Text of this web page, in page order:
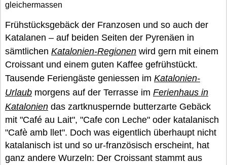
gleichermassen
Frühstücksgebäck der Franzosen und so auch der
Katalanen – auf beiden Seiten der Pyrenäen in
sämtlichen Katalonien-Regionen wird gern mit einem
Croissant und einem guten Kaffee gefrühstückt.
Tausende Feriengäste geniessen im Katalonien-
Urlaub morgens auf der Terrasse im Ferienhaus in
Katalonien das zartknuspernde butterzarte Gebäck
mit "Café au Lait", "Cafe con Leche" oder katalanisch
"Cafè amb llet". Doch was eigentlich überhaupt nicht
katalanisch ist und so ur-französisch erscheint, hat
ganz andere Wurzeln: Der Croissant stammt aus